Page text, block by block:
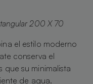
200 X 70
el estilo moderno
conserva el
su minimalista
de agua.